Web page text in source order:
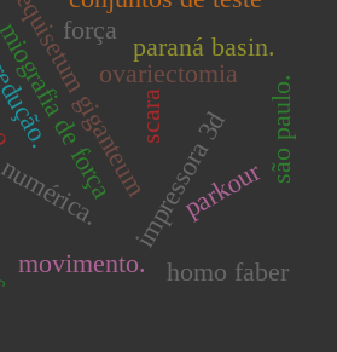
impressora 3d
scara
equisetum giganteumovariectomia
de força
força
movimento.
paraná basin.
parkour
são paulo.
homo faber